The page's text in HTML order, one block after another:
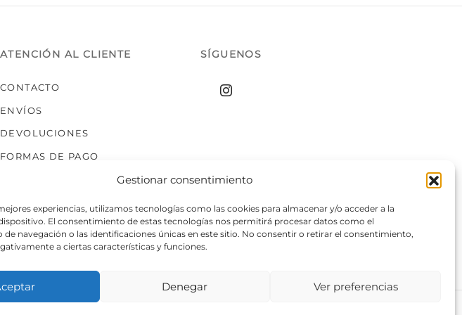
Gestionar consentimiento
experiencias, utilizamos tecnologías como las cookies para almacenar y/o acceder a la
El consentimiento de estas tecnologías nos permitirá procesar datos como el
navegación o las identificaciones únicas en este sitio. No consentir o retirar el consentimiento,
a ciertas características y funciones.
Denegar Ver preferencias
ATENCIÓN AL CLIENTE
CONTACTO
ENVÍOS
DEVOLUCIONES
FORMAS DE PAGO
SÍGUENOS